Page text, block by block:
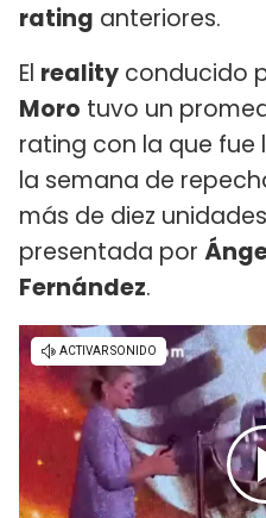
rating anteriores.
El reality conducido
Moro tuvo un
rating con la que fue
la semana de
más de diez
presentada por
Fernández.